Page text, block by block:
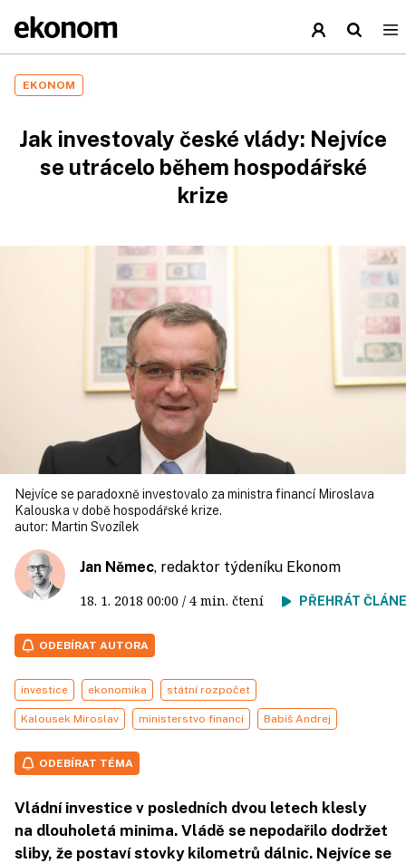
EKONOM
Jak investovaly české vlády: Nejvíce
se utrácelo během hospodářské
krize
Nejvíce se paradoxně investovalo za ministra financí Miroslava
Kalouska v době hospodářské krize.
autor: Martin Svozílek
Jan Němec, redaktor týdeníku Ekonom
18. 1. 2018 00:00 / 4 min. čtení PŘEHRÁT
ODEBÍRAT AUTORA
investice ekonomika státní rozpočet
Kalousek Miroslav ministerstvo financí Babiš Andrej
ODEBÍRAT TÉMA
Vládní investice v posledních dvou letech klesly
na dlouholetá minima. Vládě se nepodařilo dodržet
sliby, že postaví stovky kilometrů dálnic. Nejvíce se